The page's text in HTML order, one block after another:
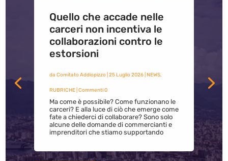
Quello che accade nelle
carceri non incentiva le
collaborazioni contro le
estorsioni
da Comitato Addiopizzo| 25 Luglio 2026| NEWS,
RUBRICHE| Commenti 0
Ma come è possibile? Come funzionano le
carceri? E alla luce di ciò che emerge come
fate a chiederci di collaborare? Sono solo
alcune delle domande di commercianti e
imprenditori che stiamo supportando